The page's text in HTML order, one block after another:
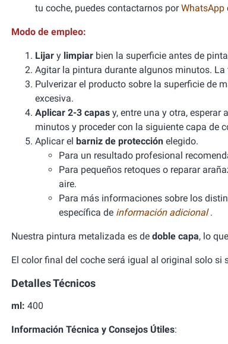
tu coche, puedes contactarnos porWhatsApp
Modo de empleo:
Lijar y limpiar bien la superficie antes de
Agitar la pintura durante algunos minutos. La
Pulverizar el producto sobre la superficie de
excesiva.
Aplicar 2-3 capas y, entre una y otra, esperar
minutos y proceder con la siguiente capa de
Aplicar el barniz de protección elegido.
Para un resultado profesional
Para pequeños retoques o reparar
aire.
Para más informaciones sobre los
específica de información adicional.
Nuestra pintura metalizada es de doble capa, lo
El color final del coche será igual al original solo si
Detalles Técnicos
ml: 400
Información Técnica y Consejos Útiles: